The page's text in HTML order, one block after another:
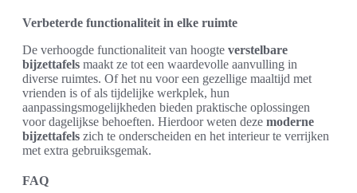
Verbeterde functionaliteit in elke ruimte
De verhoogde functionaliteit van hoogte verstelbare
bijzettafels maakt ze tot een waardevolle aanvulling in
diverse ruimtes. Of het nu voor een gezellige maaltijd met
vrienden is of als tijdelijke werkplek, hun
aanpassingsmogelijkheden bieden praktische oplossingen
voor dagelijkse behoeften. Hierdoor weten deze moderne
bijzettafels zich te onderscheiden en het interieur te verrijken
met extra gebruiksgemak.
FAQ